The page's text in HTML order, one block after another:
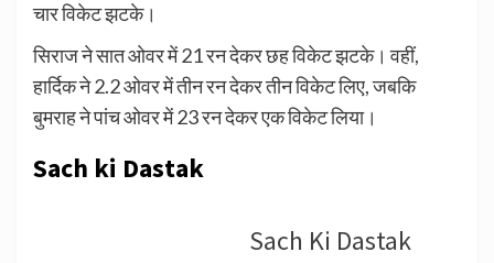
चार विकेट झटके।
सिराज ने सात ओवर में 21 रन देकर छह विकेट झटके। वहीं,
हार्दिक ने 2.2 ओवर में तीन रन देकर तीन विकेट लिए, जबकि
बुमराह ने पांच ओवर में 23 रन देकर एक विकेट लिया।
Sach ki Dastak
Sach Ki Dastak